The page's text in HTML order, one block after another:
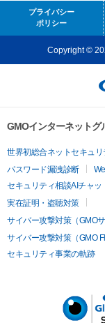
プライバシー
ポリシー
Copyright ©
GMOインターネットグ
世界初総合ネットセキュリ
パスワード漏洩診断
セキュリティ相談AIチャッ
実在証明・盗聴対策
サイバー攻撃対策（GMO
サイバー攻撃対策（GMO
セキュリティ事業の軌跡